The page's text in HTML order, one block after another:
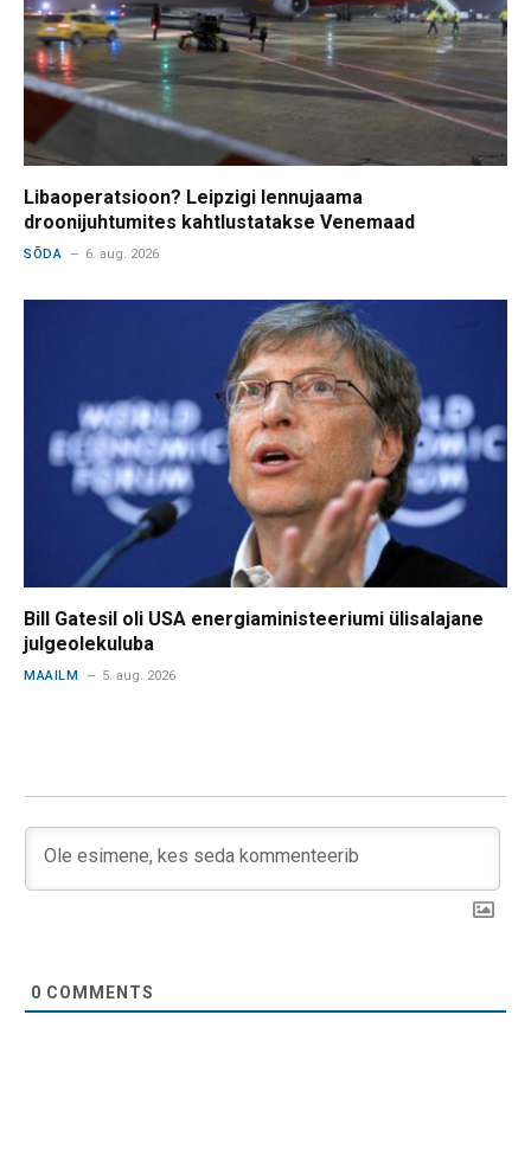
Libaoperatsioon? Leipzigi lennujaama
droonijuhtumites kahtlustatakse Venemaad
SÕDA 6. aug. 2026
Bill Gatesil oli USA energiaministeeriumi ülisalajane
julgeolekuluba
MAAILM 5. aug. 2026
0 COMMENTS